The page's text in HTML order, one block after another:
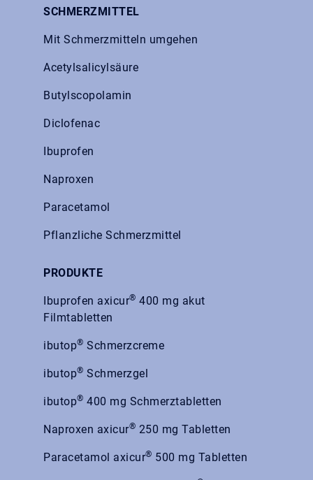
SCHMERZMITTEL
Mit Schmerzmitteln umgehen
Acetylsalicylsäure
Butylscopolamin
Diclofenac
Ibuprofen
Naproxen
Paracetamol
Pflanzliche Schmerzmittel
PRODUKTE
Ibuprofen axicur® 400 mg akut
Filmtabletten
ibutop® Schmerzcreme
ibutop® Schmerzgel
ibutop® 400 mg Schmerztabletten
Naproxen axicur® 250 mg Tabletten
Paracetamol axicur® 500 mg Tabletten